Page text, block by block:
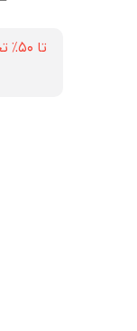
تا ۵۰٪ تخفیف اولین خرید با کد